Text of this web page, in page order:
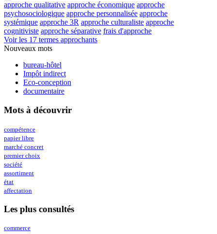
approche qualitative approche économique approche
psychosociologique approche personnalisée approche
systémique approche 3R approche culturaliste approche
cognitiviste approche séparative frais d'approche
Voir les 17 termes approchants
Nouveaux mots
bureau-hôtel
Impôt indirect
Eco-conception
documentaire
Mots à découvrir
compétence
papier libre
marché concret
premier choix
société
assortiment
état
affectation
Les plus consultés
commerce